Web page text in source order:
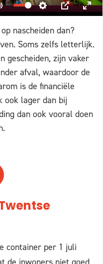
SETTINGS
PIP
nascheiden dan?
Soms zelfs letterlijk.
gescheiden, zijn vaker
afval, waardoor de
is de financiële
ook lager dan bij
dan ook vooral doen
container per 1 juli